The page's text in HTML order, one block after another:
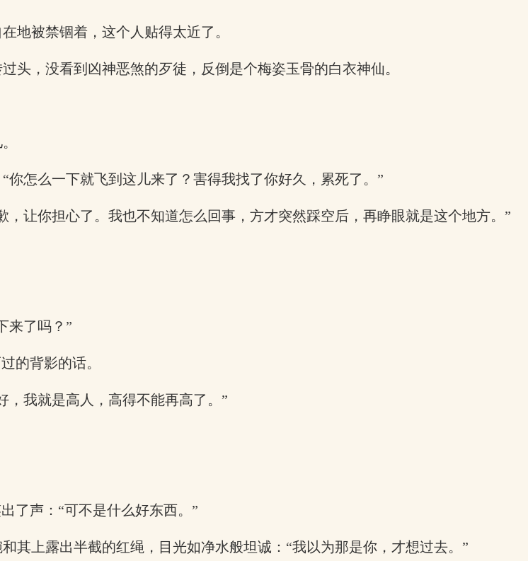
地被禁锢着，这个人贴得太近了。
头，没看到凶神恶煞的歹徒，反倒是个梅姿玉骨的白衣神仙。
怎么一下就飞到这儿来了？害得我找了你好久，累死了。”
让你担心了。我也不知道怎么回事，方才突然踩空后，再睁眼就是这个地方。”
来了吗？”
的背影的话。
，我就是高人，高得不能再高了。”
了声：“可不是什么好东西。”
其上露出半截的红绳，目光如净水般坦诚：“我以为那是你，才想过去。”